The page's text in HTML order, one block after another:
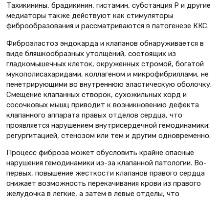
Тахикинины, брадикинин, гистамин, субстанция Р и другие
медиаторы также действуют как стимуляторы
фиброобразования и рассматриваются в патогенезе ККС.
Фиброэластоз эндокарда и клапанов обнаруживается в
виде бляшкообразных утолщений, состоящих из
гладкомышечных клеток, окруженных стромой, богатой
мукополисахаридами, коллагеном и микрофибриллами, не
пенетрирующими во внутреннюю эластическую оболочку.
Смещение клапанных створок, сухожильных хорд и
сосочковых мышц приводит к возникновению дефекта
клапанного аппарата правых отделов сердца, что
проявляется нарушением внутрисердечной гемодинамики:
регургитацией, стенозом или тем и другим одновременно.
Процесс фиброза может обусловить крайне опасные
нарушения гемодинамики из-за клапанной патологии. Во-
первых, повышение жесткости клапанов правого сердца
снижает возможность перекачивания крови из правого
желудочка в легкие, а затем в левые отделы, что